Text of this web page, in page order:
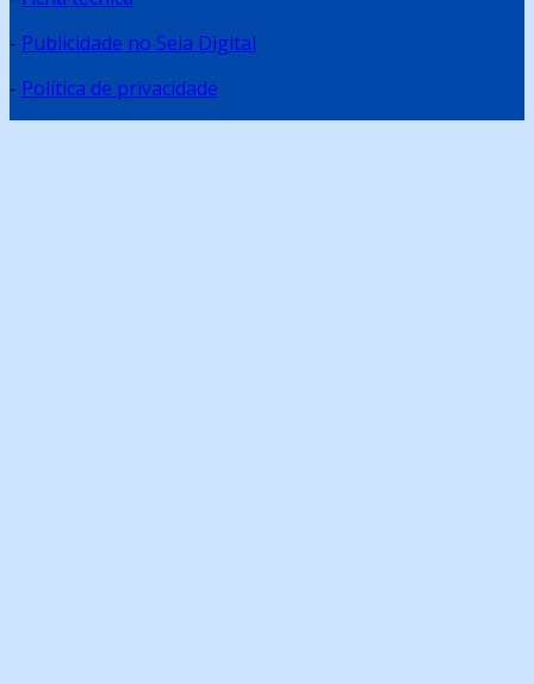
- Publicidade no Seia Digital
- Política de privacidade